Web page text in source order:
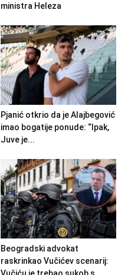
ministra Heleza
Pjanić otkrio da je Alajbegović
imao bogatije ponude: “Ipak,
Juve je...
Beogradski advokat
raskrinkao Vučićev scenarij: